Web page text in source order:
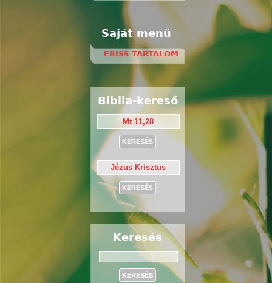
Saját menü
FRISS TARTALOM
Biblia-kereső
Keresés